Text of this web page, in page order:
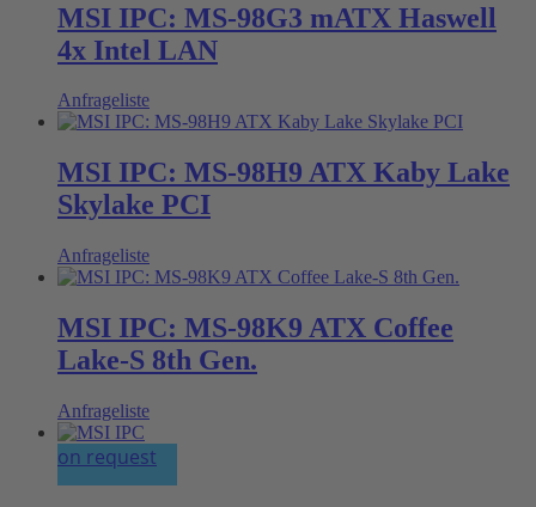
MSI IPC: MS-98G3 mATX Haswell
4x Intel LAN
Anfrageliste
MSI IPC: MS-98H9 ATX Kaby Lake
Skylake PCI
Anfrageliste
MSI IPC: MS-98K9 ATX Coffee
Lake-S 8th Gen.
Anfrageliste
on request